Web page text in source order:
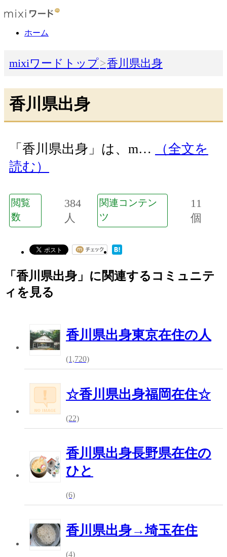
ホーム
mixiワードトップ 香川県出身
香川県出身
「香川県出身」は、m…
（全文を
読む）
閲覧
数
384
人
関連コンテン
ツ
11
個
「香川県出身」に関連するコミュニテ
ィを見る
香川県出身東京在住の人
(1,720)
☆香川県出身福岡在住☆
(22)
香川県出身長野県在住の
ひと
(6)
香川県出身→埼玉在住
(4)